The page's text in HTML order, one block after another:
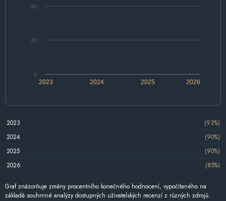
2024 2026
2023 2025
0
20
40
2023
(93%)
2024
(90%)
2025
(90%)
2026
(85%)
Graf znázorňuje změny procentního konečného hodnocení, vypočítaného na
základě souhrnné analýzy dostupných uživatelských recenzí z různých zdrojů.